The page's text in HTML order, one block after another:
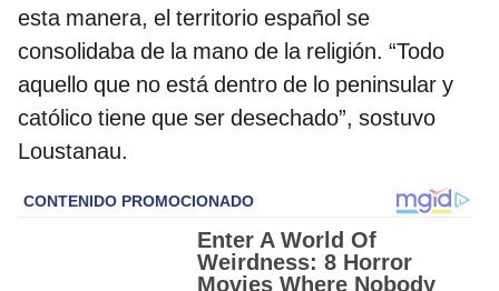
esta manera, el territorio español se
consolidaba de la mano de la religión. “Todo
aquello que no está dentro de lo peninsular y
católico tiene que ser desechado”, sostuvo
Loustanau.